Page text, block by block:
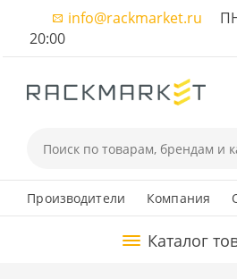
info@rackmarket.ru
20:00
Производители Компания
Каталог